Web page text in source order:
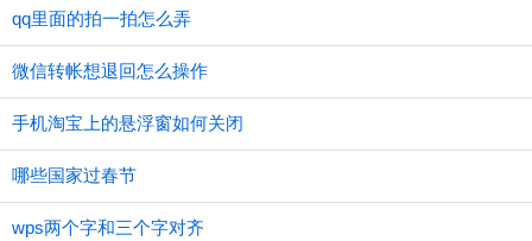
qq里面的拍一拍怎么弄
微信转帐想退回怎么操作
手机淘宝上的悬浮窗如何关闭
哪些国家过春节
wps两个字和三个字对齐